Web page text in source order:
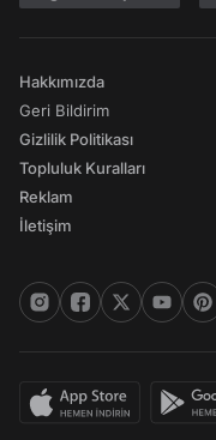
Hakkımızda
Geri Bildirim
Gizlilik Politikası
Topluluk Kuralları
Reklam
İletişim